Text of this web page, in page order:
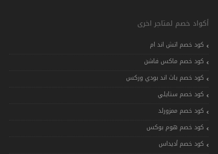
أكواد خصم لمتاجر اخرى
كود خصم اتش اند ام
كود خصم ماكس فاشن
كود خصم باث اند بودي وركس
كود خصم ستايلي
كود خصم ممزورلد
كود خصم هوم بوكس
كود خصم أديداس